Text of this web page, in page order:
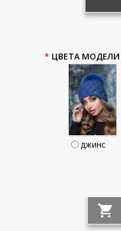
* ЦВЕТА МОДЕЛИ
джинс